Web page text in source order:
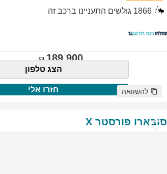
1866 גולשים התעניינו ברכב זה
189,900
הצג טלפון
חזרו אלי להשוואה
סובארו פורסטר X